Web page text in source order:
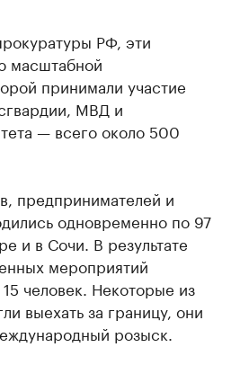
РФ, эти
масштабной
принимали участие
МВД и
— всего около 500
предпринимателей и
одновременно по 97
и в Сочи. В результате
мероприятий
человек. Некоторые из
выехать за границу, они
розыск.